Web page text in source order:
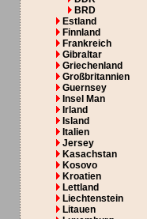
BRD
Estland
Finnland
Frankreich
Gibraltar
Griechenland
Großbritannien
Guernsey
Insel Man
Irland
Island
Italien
Jersey
Kasachstan
Kosovo
Kroatien
Lettland
Liechtenstein
Litauen